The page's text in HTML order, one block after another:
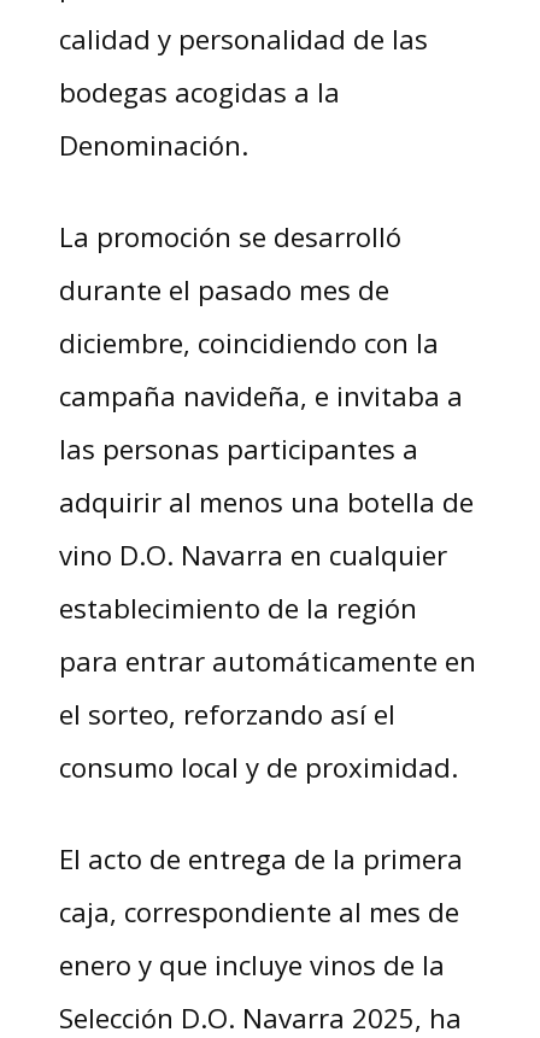
calidad y personalidad de las
bodegas acogidas a la
Denominación.
La promoción se desarrolló
durante el pasado mes de
diciembre, coincidiendo con la
campaña navideña, e invitaba a
las personas participantes a
adquirir al menos una botella de
vino D.O. Navarra en cualquier
establecimiento de la región
para entrar automáticamente en
el sorteo, reforzando así el
consumo local y de proximidad.
El acto de entrega de la primera
caja, correspondiente al mes de
enero y que incluye vinos de la
Selección D.O. Navarra 2025, ha